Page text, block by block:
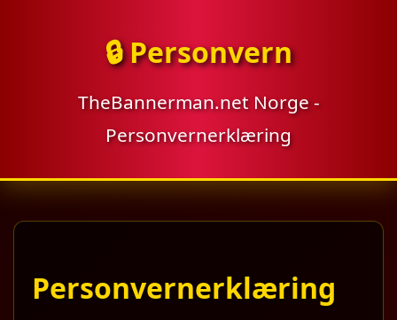
🔒 Personvern
TheBannerman.net Norge -
Personvernerklæring
Personvernerklæring